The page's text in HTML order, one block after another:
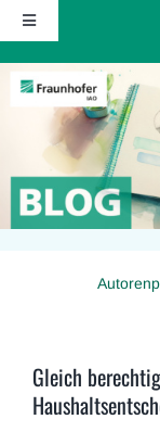
Zum
Inhalt
springen
Toggle
Navigation
Startseite
Über diesen Blog
Kontakt
Kommentarrichtlinie
Gleich